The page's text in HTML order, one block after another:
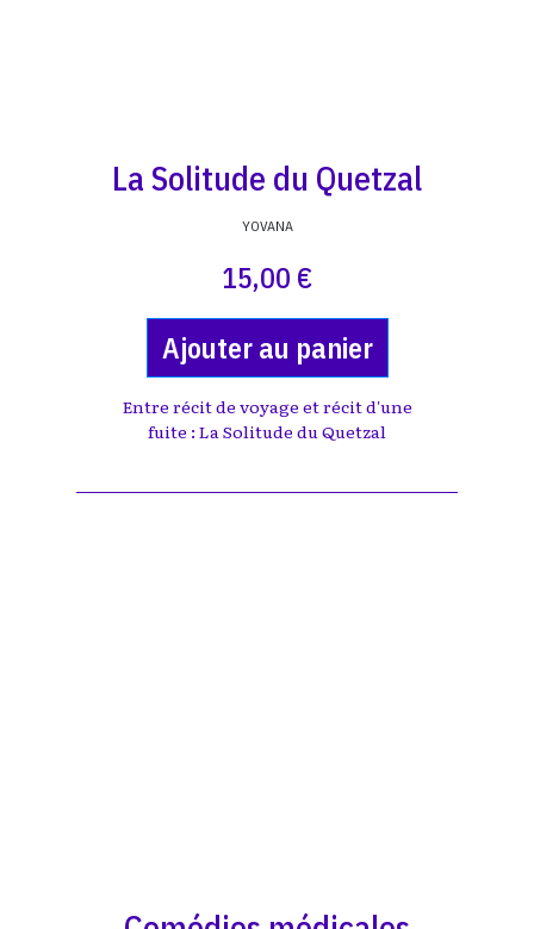
La Solitude du Quetzal
YOVANA
15,00 €
Ajouter au panier
Entre récit de voyage et récit d'une
fuite : La Solitude du Quetzal